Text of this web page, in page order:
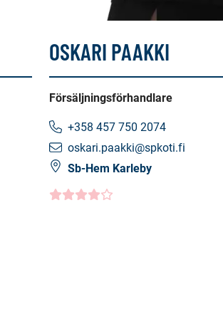
OSKARI PAAKKI
Försäljningsförhandlare
+358 457 750 2074
oskari.paakki@spkoti.fi
Sb-Hem Karleby
Kundbetyg